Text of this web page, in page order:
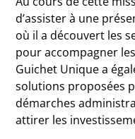
d’assister à une
où il a découvert les
pour accompagner
Guichet Unique a
solutions proposées
démarches
attirer les